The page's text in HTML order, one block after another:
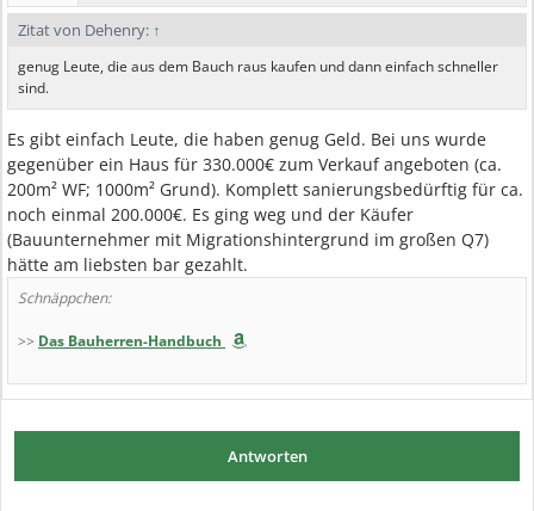
Zitat von Dehenry: ↑
genug Leute, die aus dem Bauch raus kaufen und dann einfach schneller
sind.
Es gibt einfach Leute, die haben genug Geld. Bei uns wurde
gegenüber ein Haus für 330.000€ zum Verkauf angeboten (ca.
200m² WF; 1000m² Grund). Komplett sanierungsbedürftig für ca.
noch einmal 200.000€. Es ging weg und der Käufer
(Bauunternehmer mit Migrationshintergrund im großen Q7)
hätte am liebsten bar gezahlt.
Schnäppchen:
>> Das Bauherren-Handbuch
Antworten